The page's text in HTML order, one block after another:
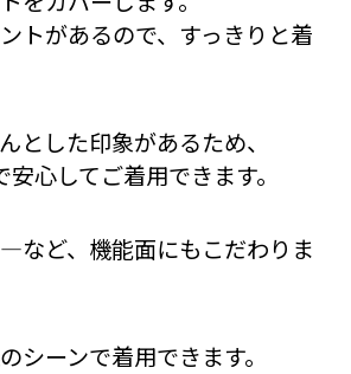
トがあるので、すっきりと着
とした印象があるため、
心してご着用できます。
など、機能面にもこだわりま
シーンで着用できます。